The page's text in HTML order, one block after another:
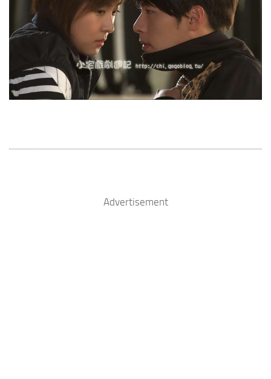
Advertisement